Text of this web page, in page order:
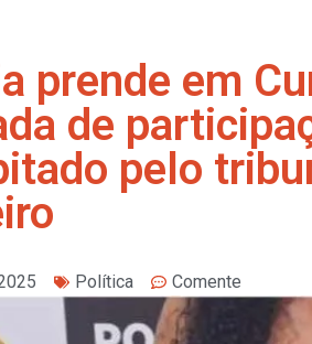
prende em
de
pelo
Política Comente